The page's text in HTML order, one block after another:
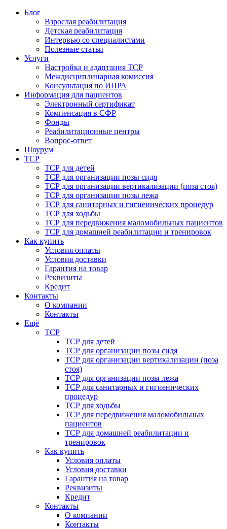
Блог
Взрослая реабилитация
Детская реабилитация
Интервью со специалистами
Полезные статьи
Услуги
Настройка и адаптация ТСР
Междисциплинарная комиссия
Консультация по ИПРА
Информация для пациентов
Электронный сертификат
Компенсация в СФР
Фонды
Реабилитационные центры
Вопрос-ответ
Шоурум
ТСР
ТСР для детей
ТСР для организации позы сидя
ТСР для организации вертикализации (поза стоя)
ТСР для организации позы лежа
ТСР для санитарных и гигиенических процедур
ТСР для ходьбы
ТСР для передвижения маломобильных пациентов
ТСР для домашней реабилитации и тренировок
Как купить
Условия оплаты
Условия доставки
Гарантия на товар
Реквизиты
Кредит
Контакты
О компании
Контакты
Ещё
ТСР
ТСР для детей
ТСР для организации позы сидя
ТСР для организации вертикализации (поза
стоя)
ТСР для организации позы лежа
ТСР для санитарных и гигиенических
процедур
ТСР для ходьбы
ТСР для передвижения маломобильных
пациентов
ТСР для домашней реабилитации и
тренировок
Как купить
Условия оплаты
Условия доставки
Гарантия на товар
Реквизиты
Кредит
Контакты
О компании
Контакты